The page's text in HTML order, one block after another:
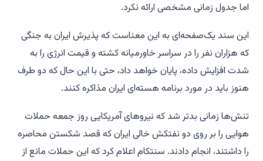
اما جدول زمانی مشخصی ارائه نکرد.
این سند یک‌صفحه‌ای به این معناست که پذیرش ایران به جنگی
که هزاران نفر را در سراسر خاورمیانه کشته و قیمت انرژی را به
شدت افزایش داده، پایان خواهد داد، حتی با این حال که دو طرف
هنوز باید در مورد برنامه هسته‌ای ایران مذاکره کنند.
تنش‌ها زمانی بدتر شد که نیروهای آمریکایی روز جمعه حملات
هوایی را بر روی دو نفتکش خالی ایران که قصد شکستن محاصره
را داشتند، انجام دادند. سنتکام اعلام کرد که این حملات مانع از